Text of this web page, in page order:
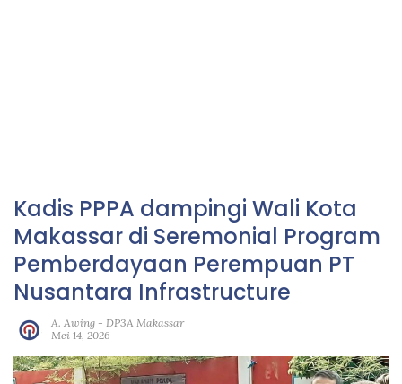
Kadis PPPA dampingi Wali Kota
Makassar di Seremonial Program
Pemberdayaan Perempuan PT
Nusantara Infrastructure
A. Awing - DP3A Makassar
Mei 14, 2026